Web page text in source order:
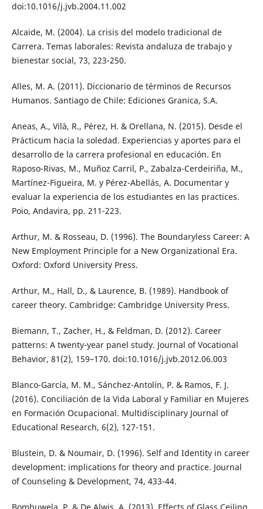
doi:10.1016/j.jvb.2004.11.002
Alcaide, M. (2004). La crisis del modelo tradicional de
Carrera. Temas laborales: Revista andaluza de trabajo y
bienestar social, 73, 223-250.
Alles, M. A. (2011). Diccionario de términos de Recursos
Humanos. Santiago de Chile: Ediciones Granica, S.A.
Aneas, A., Vilà, R., Pérez, H. & Orellana, N. (2015). Desde el
Prácticum hacia la soledad. Experiencias y aportes para el
desarrollo de la carrera profesional en educación. En
Raposo-Rivas, M., Muñoz Carril, P., Zabalza-Cerdeiriña, M.,
Martínez-Figueira, M. y Pérez-Abellás, A. Documentar y
evaluar la experiencia de los estudiantes en las practices.
Poio, Andavira, pp. 211-223.
Arthur, M. & Rosseau, D. (1996). The Boundaryless Career: A
New Employment Principle for a New Organizational Era.
Oxford: Oxford University Press.
Arthur, M., Hall, D., & Laurence, B. (1989). Handbook of
career theory. Cambridge: Cambridge University Press.
Biemann, T., Zacher, H., & Feldman, D. (2012). Career
patterns: A twenty-year panel study. Journal of Vocational
Behavior, 81(2), 159–170. doi:10.1016/j.jvb.2012.06.003
Blanco-García, M. M., Sánchez-Antolín, P. & Ramos, F. J.
(2016). Conciliación de la Vida Laboral y Familiar en Mujeres
en Formación Ocupacional. Multidisciplinary Journal of
Educational Research, 6(2), 127-151.
Blustein, D. & Noumair, D. (1996). Self and Identity in career
development: implications for theory and practice. Journal
of Counseling & Development, 74, 433-44.